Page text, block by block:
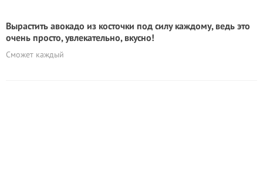
Вырастить авокадо из косточки под силу каждому, ведь это
очень просто, увлекательно, вкусно!
Сможет каждый